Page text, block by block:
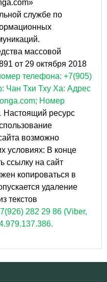
службе по
массовой
от 29 октября 2018
телефона: +7(905)
Чан Тхи Тху Ха: Адрес
Номер
Настоящий ресурс
возможно
условиях: В конце
ссылку на сайт
копироваться в
удаление
текстов
282 29 86 (Viber,